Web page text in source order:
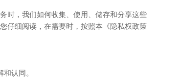
时，我们如何收集、使用、储存和分享这些
仔细阅读，在需要时，按照本《隐私权政策
认同。